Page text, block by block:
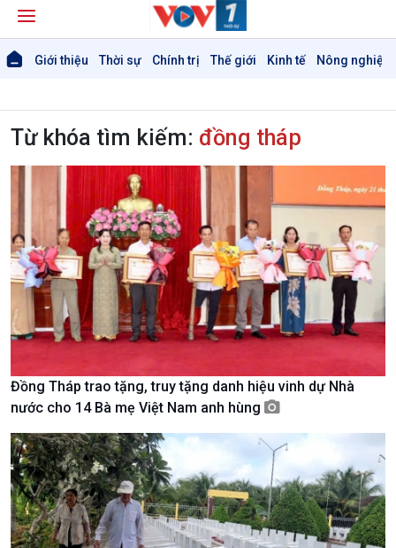
Giới thiệu Thời sự Chính trị Thế giới Kinh tế Nông nghiệp
Giới thiệu
Thời sự
Thời sự 6h
Thời sự 12h
Thời sự 18h
Từ khóa tìm kiếm: đồng tháp
Đồng Tháp trao tặng, truy tặng danh hiệu vinh dự Nhà
nước cho 14 Bà mẹ Việt Nam anh hùng